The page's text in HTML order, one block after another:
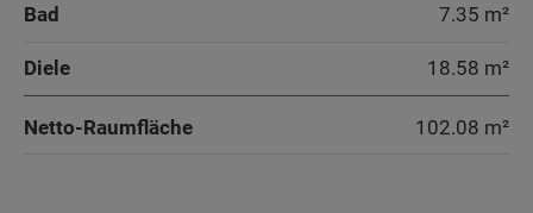
Bad 7.35 m²
Diele 18.58 m²
Netto-Raumfläche 102.08 m²